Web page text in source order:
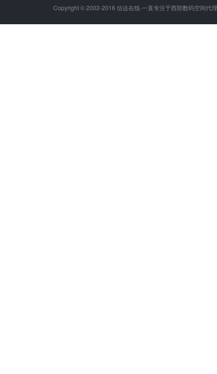
Copyright © 2002-2016 信达在线-一直专注于西部数码空间